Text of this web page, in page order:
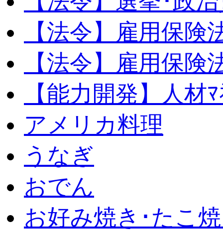
【法令】雇用保険
【法令】雇用保険
【能力開発】人材
アメリカ料理
うなぎ
おでん
お好み焼き･たこ